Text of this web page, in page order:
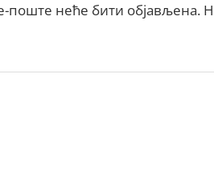
поште неће бити објављена.